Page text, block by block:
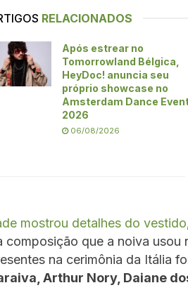
RELACIONADOS
Após estrear no
Tomorrowland Bélgica,
HeyDoc! anuncia seu
próprio showcase no
Amsterdam Dance
2026
06/08/2026
mostrou detalhes do vestido
composição que a noiva
na cerimônia da Itália
Arthur Nory, Daiane